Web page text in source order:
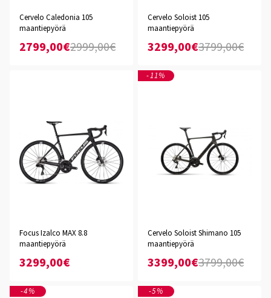
Cervelo Caledonia 105
maantiepyörä
2799,00€2999,00€
Cervelo Soloist 105
maantiepyörä
3299,00€3799,00€
Focus Izalco MAX 8.8
maantiepyörä
3299,00€
-11%
Cervelo Soloist Shimano 105
maantiepyörä
3399,00€3799,00€
-4% -5%